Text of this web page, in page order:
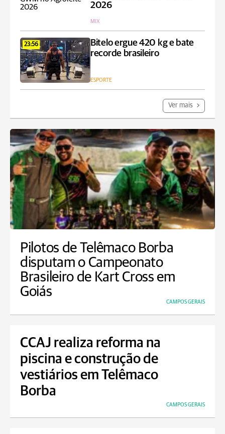
2026
MIX
23:56
Bitelo ergue 420 kg e bate
recorde brasileiro
ESPORTE
Ver mais
Pilotos de Telêmaco Borba
disputam o Campeonato
Brasileiro de Kart Cross em
Goiás
CAMPOS GERAIS
CCAJ realiza reforma na
piscina e construção de
vestiários em Telêmaco
Borba
CAMPOS GERAIS